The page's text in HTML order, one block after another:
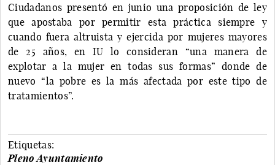
Ciudadanos presentó en junio una proposición de ley
que apostaba por permitir esta práctica siempre y
cuando fuera altruista y ejercida por mujeres mayores
de 25 años, en IU lo consideran “una manera de
explotar a la mujer en todas sus formas” donde de
nuevo “la pobre es la más afectada por este tipo de
tratamientos”.
Etiquetas:
Pleno Ayuntamiento